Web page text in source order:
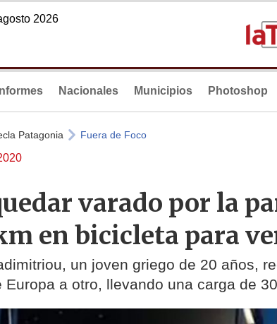
2026
Informes Nacionales Municipios Photoshop
Patagonia Fuera de Foco
varado por la
en bicicleta para
un joven griego de 20 años,
Europa a otro, llevando una carga de